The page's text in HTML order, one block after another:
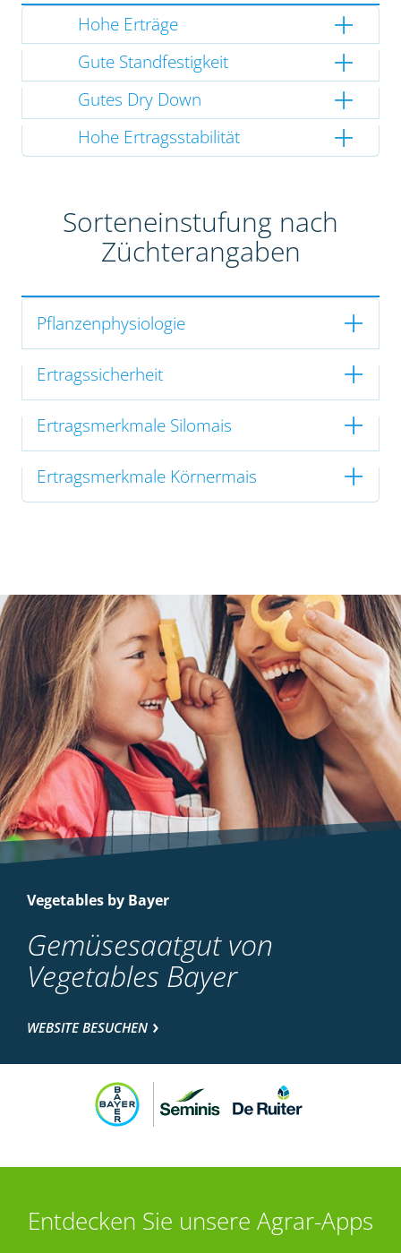
Hohe Erträge
Gute Standfestigkeit
Gutes Dry Down
Hohe Ertragsstabilität
Sorteneinstufung nach
Züchterangaben
Pflanzenphysiologie
Ertragssicherheit
Ertragsmerkmale Silomais
Ertragsmerkmale Körnermais
Vegetables by Bayer
Gemüsesaatgut von
Vegetables Bayer
WEBSITE BESUCHEN
Entdecken Sie unsere Agrar-Apps